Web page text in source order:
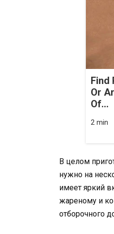
Find
Or
Of...
2 min
В целом
нужно на
имеет яркий
жареному и
отборочного